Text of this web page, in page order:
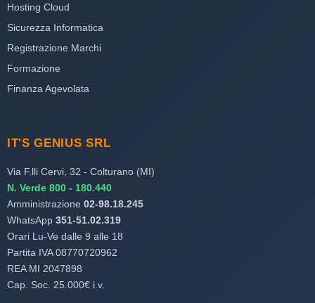
Hosting Cloud
Sicurezza Informatica
Registrazione Marchi
Formazione
Finanza Agevolata
IT'S GENIUS SRL
Via F.lli Cervi, 32 - Colturano (MI)
N. Verde 800 - 180.440
Amministrazione 02-98.18.245
WhatsApp 351-51.02.319
Orari Lu-Ve dalle 9 alle 18
Partita IVA 08770720962
REA MI 2047898
Cap. Soc. 25.000€ i.v.